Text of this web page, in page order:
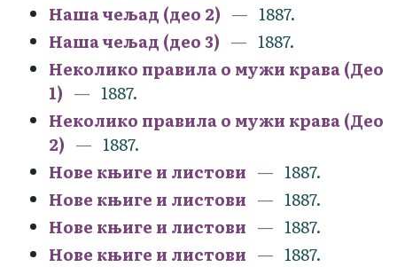
Наша чељад (део 2)
1887.
Наша чељад (део 3)
1887.
Неколико правила о мужи крава (Део
1)
1887.
Неколико правила о мужи крава (Део
2)
1887.
Нове књиге и листови
1887.
Нове књиге и листови
1887.
Нове књиге и листови
1887.
Нове књиге и листови
1887.